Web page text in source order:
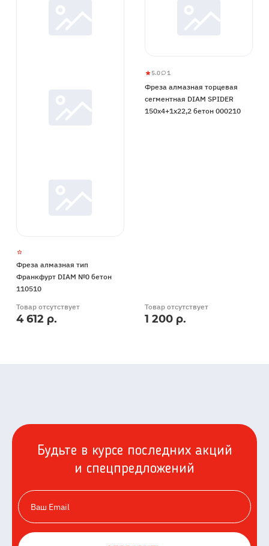
Фреза алмазная тип
Франкфурт DIAM №0 бетон
110510
Товар отсутствует
4 612 р.
Фреза
алмазная
торцевая
сегментная
5.0
5
1 1
Фреза алмазная торцевая
сегментная DIAM SPIDER
150х4+1х22,2 бетон 000210
Товар отсутствует
1 200 р.
Будьте в курсе последних акций
и спецпредложений